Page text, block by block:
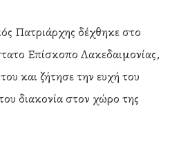
Πατριάρχης δέχθηκε στο
Επίσκοπο Λακεδαιμονίας,
και ζήτησε την ευχή του
διακονία στον χώρο της